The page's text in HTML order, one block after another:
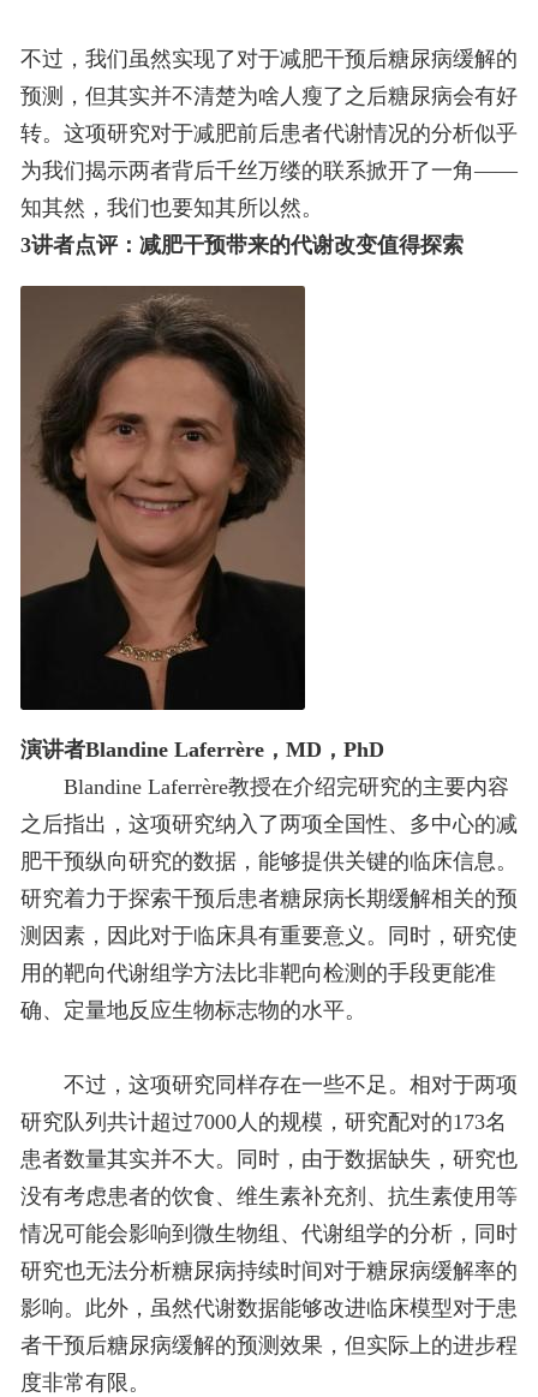
不过，我们虽然实现了对于减肥干预后糖尿病缓解的
预测，但其实并不清楚为啥人瘦了之后糖尿病会有好
转。这项研究对于减肥前后患者代谢情况的分析似乎
为我们揭示两者背后千丝万缕的联系掀开了一角——
知其然，我们也要知其所以然。
3讲者点评：减肥干预带来的代谢改变值得探索
演讲者Blandine Laferrère，MD，PhD
Blandine Laferrère教授在介绍完研究的主要内容
之后指出，这项研究纳入了两项全国性、多中心的减
肥干预纵向研究的数据，能够提供关键的临床信息。
研究着力于探索干预后患者糖尿病长期缓解相关的预
测因素，因此对于临床具有重要意义。同时，研究使
用的靶向代谢组学方法比非靶向检测的手段更能准
确、定量地反应生物标志物的水平。
不过，这项研究同样存在一些不足。相对于两项
研究队列共计超过7000人的规模，研究配对的173名
患者数量其实并不大。同时，由于数据缺失，研究也
没有考虑患者的饮食、维生素补充剂、抗生素使用等
情况可能会影响到微生物组、代谢组学的分析，同时
研究也无法分析糖尿病持续时间对于糖尿病缓解率的
影响。此外，虽然代谢数据能够改进临床模型对于患
者干预后糖尿病缓解的预测效果，但实际上的进步程
度非常有限。